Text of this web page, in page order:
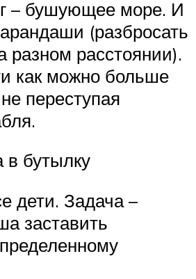
– бушующее море. И
(разбросать
разном расстоянии).
как можно больше
переступая
в бутылку
дети. Задача –
заставить